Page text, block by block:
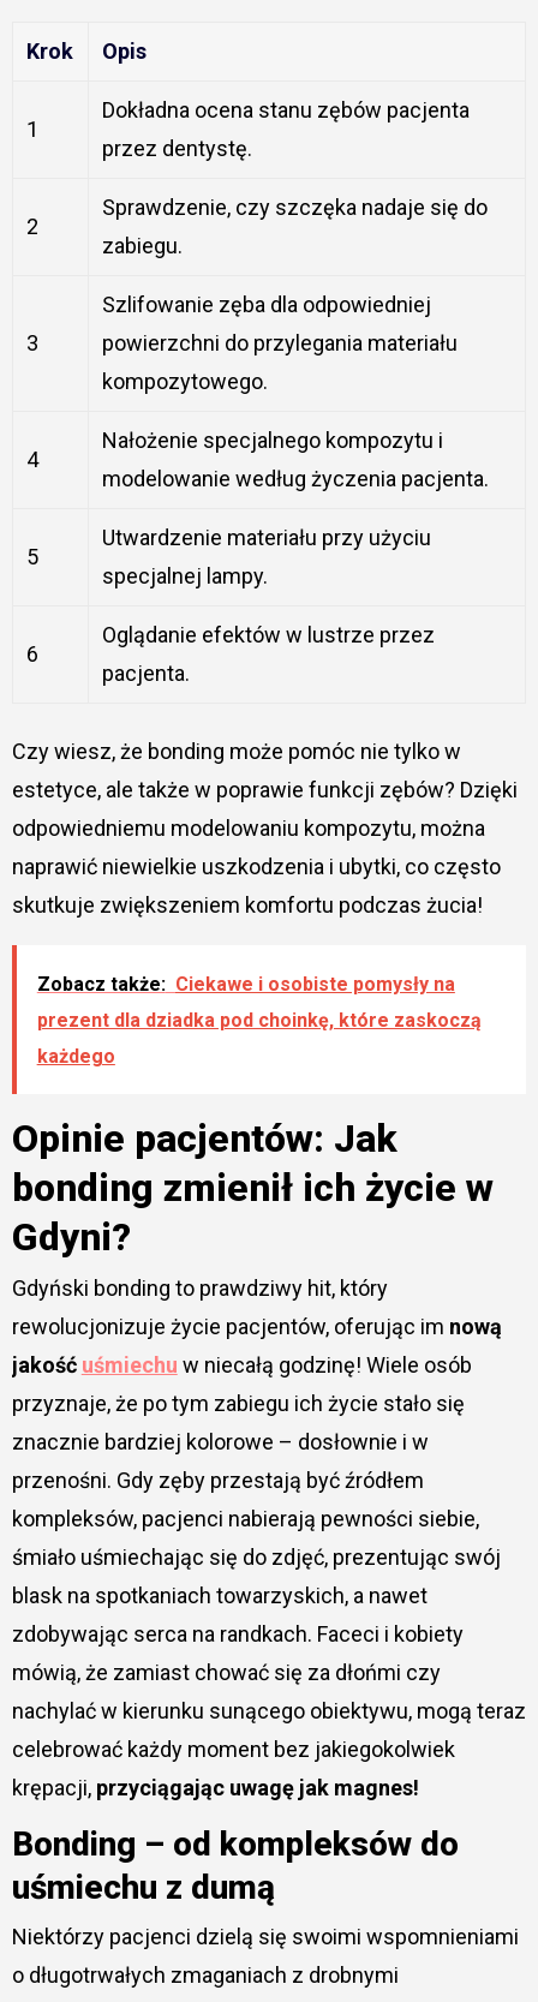
Krok Opis
1
Dokładna ocena stanu zębów pacjenta
przez dentystę.
2
Sprawdzenie, czy szczęka nadaje się do
zabiegu.
3
Szlifowanie zęba dla odpowiedniej
powierzchni do przylegania materiału
kompozytowego.
4
Nałożenie specjalnego kompozytu i
modelowanie według życzenia pacjenta.
5
Utwardzenie materiału przy użyciu
specjalnej lampy.
6
Oglądanie efektów w lustrze przez
pacjenta.
Czy wiesz, że bonding może pomóc nie tylko w
estetyce, ale także w poprawie funkcji zębów? Dzięki
odpowiedniemu modelowaniu kompozytu, można
naprawić niewielkie uszkodzenia i ubytki, co często
skutkuje zwiększeniem komfortu podczas żucia!
Zobacz także: Ciekawe i osobiste pomysły na
prezent dla dziadka pod choinkę, które zaskoczą
każdego
Opinie pacjentów: Jak
bonding zmienił ich życie w
Gdyni?
Gdyński bonding to prawdziwy hit, który
rewolucjonizuje życie pacjentów, oferując im nową
jakość uśmiechu w niecałą godzinę! Wiele osób
przyznaje, że po tym zabiegu ich życie stało się
znacznie bardziej kolorowe – dosłownie i w
przenośni. Gdy zęby przestają być źródłem
kompleksów, pacjenci nabierają pewności siebie,
śmiało uśmiechając się do zdjęć, prezentując swój
blask na spotkaniach towarzyskich, a nawet
zdobywając serca na randkach. Faceci i kobiety
mówią, że zamiast chować się za dłońmi czy
nachylać w kierunku sunącego obiektywu, mogą teraz
celebrować każdy moment bez jakiegokolwiek
krępacji, przyciągając uwagę jak magnes!
Bonding – od kompleksów do
uśmiechu z dumą
Niektórzy pacjenci dzielą się swoimi wspomnieniami
o długotrwałych zmaganiach z drobnymi